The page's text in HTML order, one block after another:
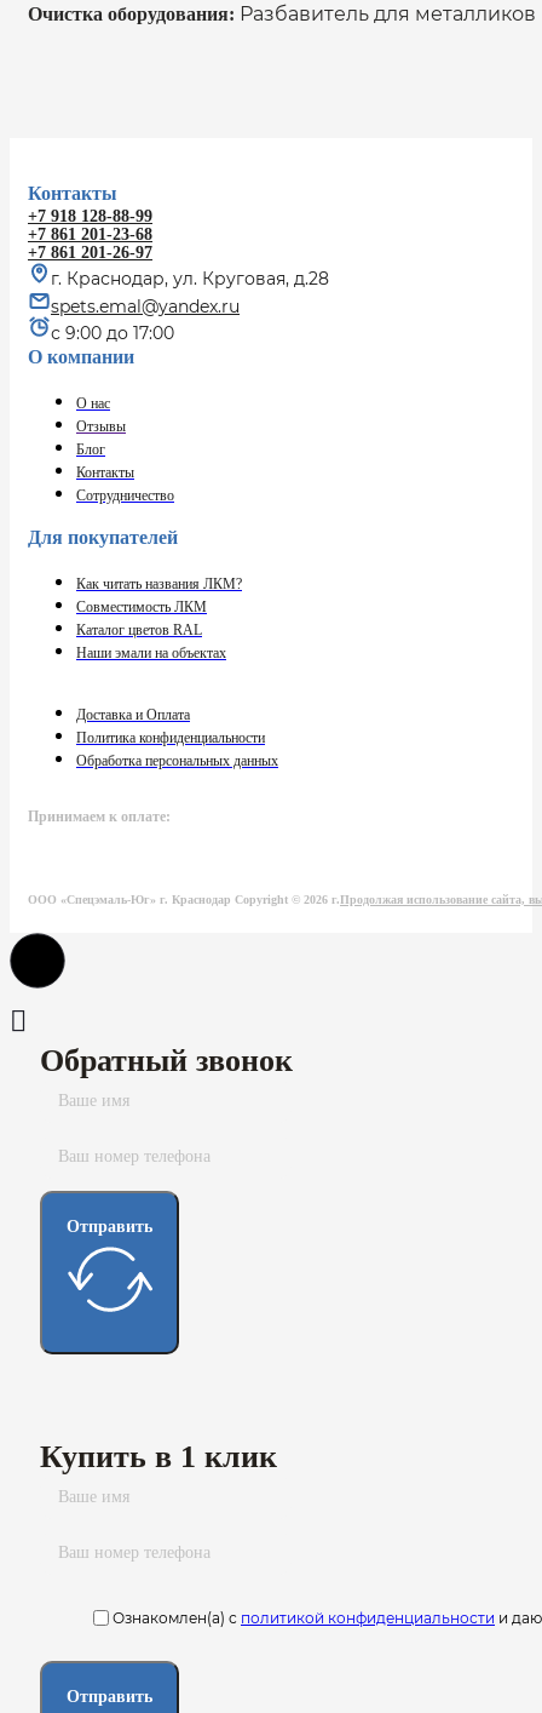
Очистка оборудования: Разбавитель для
Контакты
+7 918 128-88-99
+7 861 201-23-68
+7 861 201-26-97
г. Краснодар, ул. Круговая, д.28
spets.emal@yandex.ru
с 9:00 до 17:00
О компании
О нас
Отзывы
Блог
Контакты
Сотрудничество
Для покупателей
Как читать названия ЛКМ?
Совместимость ЛКМ
Каталог цветов RAL
Наши эмали на объектах
Доставка и Оплата
Политика конфиденциальности
Обработка персональных данных
Принимаем к оплате:
ООО «Спецэмаль-Юг» г. Краснодар Copyright © 2026 г.Продолжая использование сайта,
Обратный звонок
Отправить
Купить в 1 клик
Ознакомлен(а) с политикой конфиденциальности и
Отправить